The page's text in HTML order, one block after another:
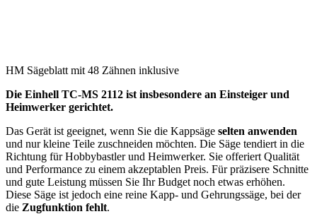
HM Sägeblatt mit 48 Zähnen inklusive
Die Einhell TC-MS 2112 ist insbesondere an Einsteiger und
Heimwerker gerichtet.
Das Gerät ist geeignet, wenn Sie die Kappsäge selten anwenden
und nur kleine Teile zuschneiden möchten. Die Säge tendiert in die
Richtung für Hobbybastler und Heimwerker. Sie offeriert Qualität
und Performance zu einem akzeptablen Preis. Für präzisere Schnitte
und gute Leistung müssen Sie Ihr Budget noch etwas erhöhen.
Diese Säge ist jedoch eine reine Kapp- und Gehrungssäge, bei der
die Zugfunktion fehlt.